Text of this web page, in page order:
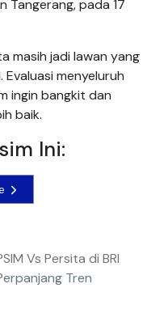
Tangerang, pada 17
masih jadi lawan yang
Evaluasi menyeluruh
ingin bangkit dan
baik.
Ini:
Vs Persita di BRI
Tren